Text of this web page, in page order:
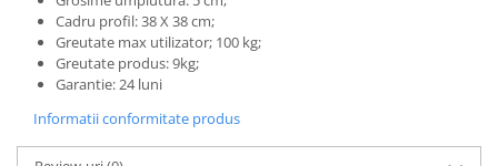
Biciclete copii cu roti 16 inch (4-9
ani)
Biciclete copii cu roti 20 inch
Biciclete cu roti 24 inch
Biciclete cu roti 26 inch
Biciclete cu roti 27 inch
Cadru profil: 38 X 38 cm;
Greutate max utilizator; 100 kg;
Greutate produs: 9kg;
Garantie: 24 luni
Informatii conformitate produs